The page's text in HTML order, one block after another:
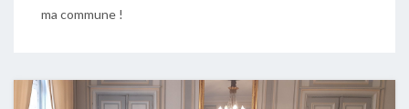
ma commune !